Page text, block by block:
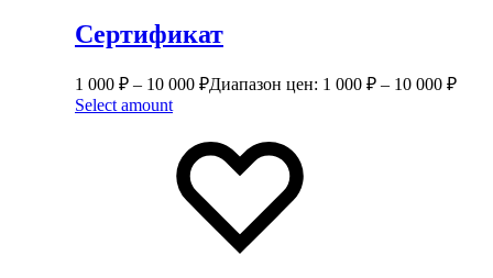
Сертификат
1 000 ₽ – 10 000 ₽Диапазон цен: 1 000 ₽ – 10 000 ₽
Select amount